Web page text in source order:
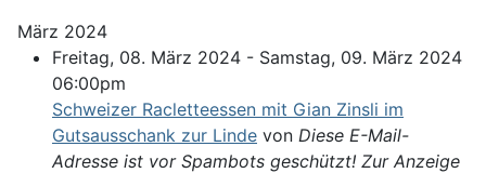
März 2024
Freitag, 08. März 2024 - Samstag, 09. März 2024
06:00pm
Schweizer Racletteessen mit Gian Zinsli im
Gutsausschank zur Linde von Diese E-Mail-
Adresse ist vor Spambots geschützt! Zur Anzeige